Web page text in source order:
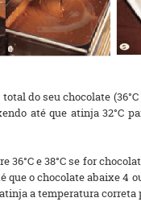
do seu chocolate (36°C
até que atinja 32°C
e 38°C se for
o chocolate abaixe 4
a temperatura correta